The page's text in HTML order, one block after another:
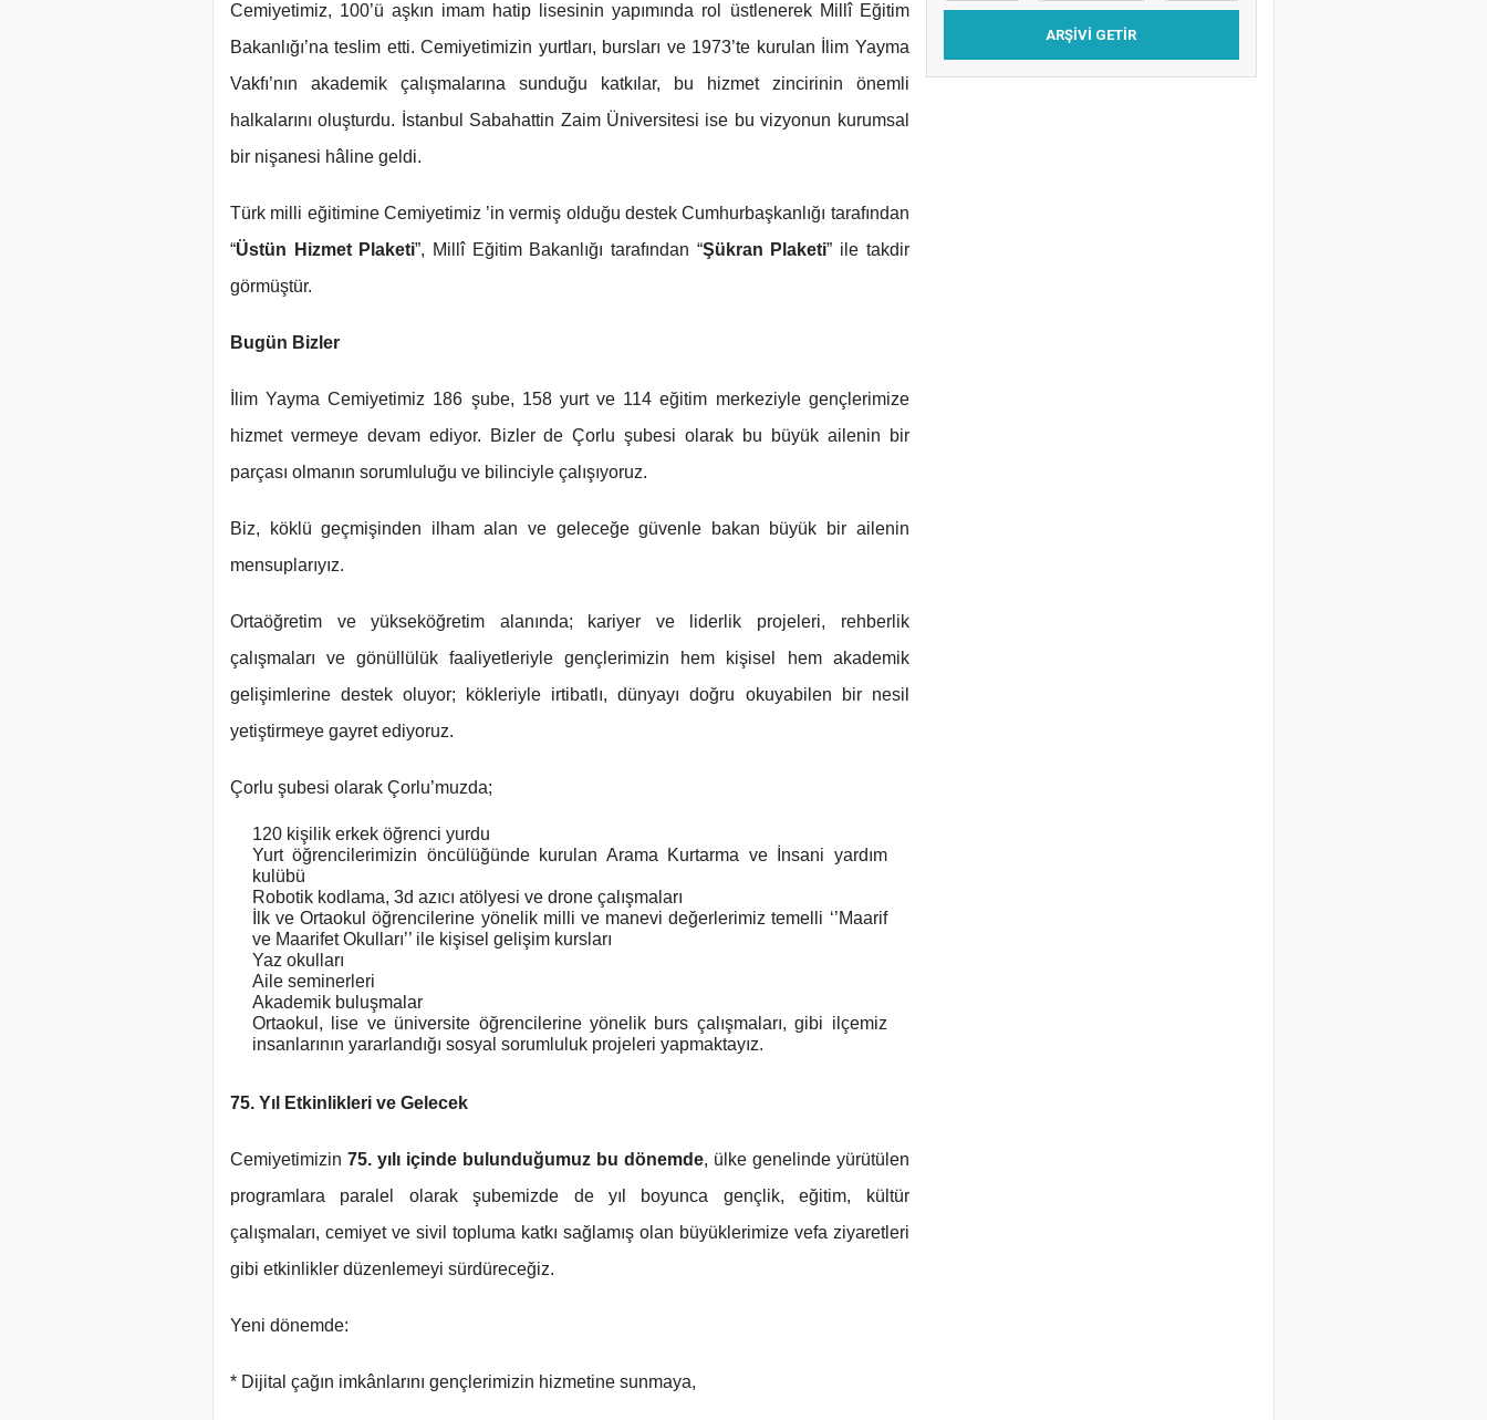
Cemiyetimiz, 100’ü aşkın imam hatip lisesinin yapımında rol üstlenerek Millî Eğitim
Bakanlığı’na teslim etti. Cemiyetimizin yurtları, bursları ve 1973’te kurulan İlim Yayma
Vakfı’nın akademik çalışmalarına sunduğu katkılar, bu hizmet zincirinin önemli
halkalarını oluşturdu. İstanbul Sabahattin Zaim Üniversitesi ise bu vizyonun kurumsal
bir nişanesi hâline geldi.
Türk milli eğitimine Cemiyetimiz ’in vermiş olduğu destek Cumhurbaşkanlığı tarafından
“Üstün Hizmet Plaketi”, Millî Eğitim Bakanlığı tarafından “Şükran Plaketi” ile takdir
görmüştür.
Bugün Bizler
İlim Yayma Cemiyetimiz 186 şube, 158 yurt ve 114 eğitim merkeziyle gençlerimize
hizmet vermeye devam ediyor. Bizler de Çorlu şubesi olarak bu büyük ailenin bir
parçası olmanın sorumluluğu ve bilinciyle çalışıyoruz.
Biz, köklü geçmişinden ilham alan ve geleceğe güvenle bakan büyük bir ailenin
mensuplarıyız.
Ortaöğretim ve yükseköğretim alanında; kariyer ve liderlik projeleri, rehberlik
çalışmaları ve gönüllülük faaliyetleriyle gençlerimizin hem kişisel hem akademik
gelişimlerine destek oluyor; kökleriyle irtibatlı, dünyayı doğru okuyabilen bir nesil
yetiştirmeye gayret ediyoruz.
Çorlu şubesi olarak Çorlu’muzda;
120 kişilik erkek öğrenci yurdu
Yurt öğrencilerimizin öncülüğünde kurulan Arama Kurtarma ve İnsani yardım
kulübü
Robotik kodlama, 3d azıcı atölyesi ve drone çalışmaları
İlk ve Ortaokul öğrencilerine yönelik milli ve manevi değerlerimiz temelli ‘’Maarif
ve Maarifet Okulları’’ ile kişisel gelişim kursları
Yaz okulları
Aile seminerleri
Akademik buluşmalar
Ortaokul, lise ve üniversite öğrencilerine yönelik burs çalışmaları, gibi ilçemiz
insanlarının yararlandığı sosyal sorumluluk projeleri yapmaktayız.
75. Yıl Etkinlikleri ve Gelecek
Cemiyetimizin 75. yılı içinde bulunduğumuz bu dönemde, ülke genelinde yürütülen
programlara paralel olarak şubemizde de yıl boyunca gençlik, eğitim, kültür
çalışmaları, cemiyet ve sivil topluma katkı sağlamış olan büyüklerimize vefa ziyaretleri
gibi etkinlikler düzenlemeyi sürdüreceğiz.
Yeni dönemde:
* Dijital çağın imkânlarını gençlerimizin hizmetine sunmaya,
ARŞIVI GETIR